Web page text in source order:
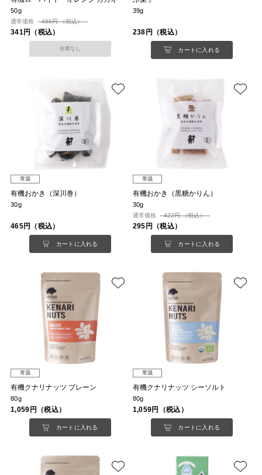
50g
通常価格 486円 （税込）
341円（税込）
在庫なし
39g
238円（税込）
カートに入れる
常温
有機おかき（深川巻）
30g
465円（税込）
カートに入れる
常温
有機おかき（黒糖かりん）
30g
通常価格 422円 （税込）
295円（税込）
カートに入れる
常温
有機クナリナッツ プレーン
80g
1,059円（税込）
カートに入れる
常温
有機クナリナッツ シーソルト
80g
1,059円（税込）
カートに入れる